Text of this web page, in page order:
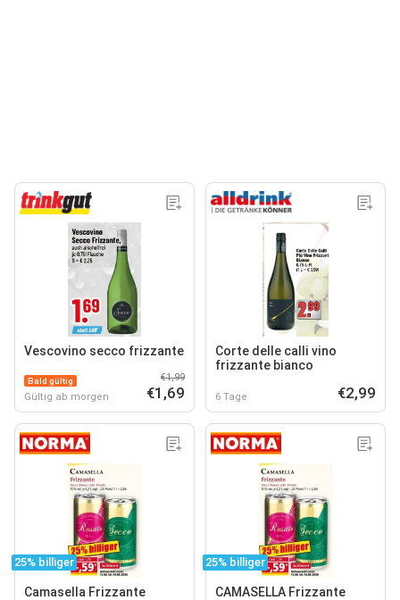
Vescovino secco frizzante
Bald gültig
Gültig ab morgen
€1,99
€1,69
Corte delle calli vino
frizzante bianco
6 Tage €2,99
25% billiger
Camasella Frizzante
25% billiger
CAMASELLA Frizzante